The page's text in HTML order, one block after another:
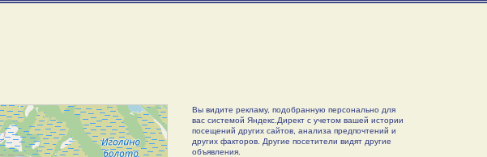
Вы видите рекламу, подобранную персонально для
вас системой Яндекс.Директ с учетом вашей истории
посещений других сайтов, анализа предпочтений и
других факторов. Другие посетители видят другие
объявления.